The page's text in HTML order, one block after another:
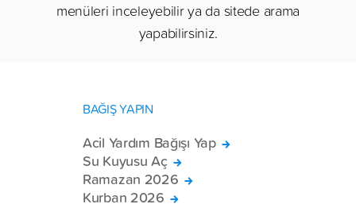
menüleri inceleyebilir ya da sitede arama
yapabilirsiniz.
BAĞIŞ YAPIN
Acil Yardım Bağışı Yap
Su Kuyusu Aç
Ramazan 2026
Kurban 2026